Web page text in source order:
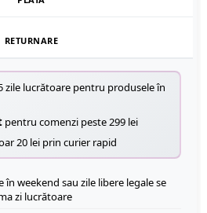
RETURNARE
zile lucrătoare pentru produsele în
pentru comenzi peste 299 lei
20 lei prin curier rapid
în weekend sau zile libere legale se
zi lucrătoare